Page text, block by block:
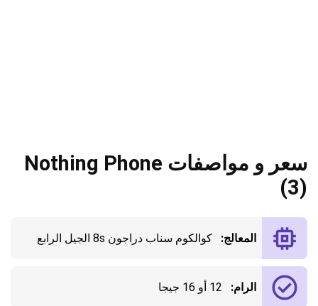
سعر و مواصفات Nothing Phone
(3)
المعالج: كوالكوم سناب دراجون 8s الجيل الرابع
الرام: 12 أو 16 جيجا